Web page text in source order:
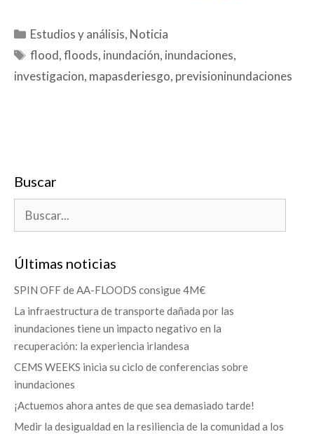
Estudios y análisis, Noticia
flood,floods, inundación, inundaciones,
investigacion, mapasderiesgo, previsioninundaciones
Buscar
Últimas noticias
SPIN OFF de AA-FLOODS consigue 4M€
La infraestructura de transporte dañada por las
inundaciones tiene un impacto negativo en la
recuperación: la experiencia irlandesa
CEMS WEEKS inicia su ciclo de conferencias sobre
inundaciones
¡Actuemos ahora antes de que sea demasiado tarde!
Medir la desigualdad en la resiliencia de la comunidad a los